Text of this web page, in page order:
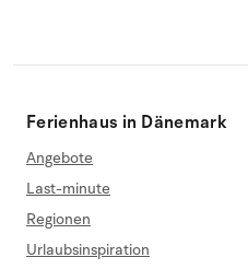
Ferienhaus in Dänemark
Angebote
Last-minute
Regionen
Urlaubsinspiration